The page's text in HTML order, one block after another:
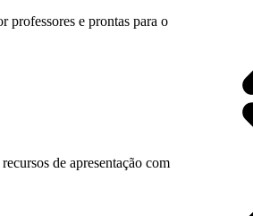
professores e prontas para o
de apresentação com